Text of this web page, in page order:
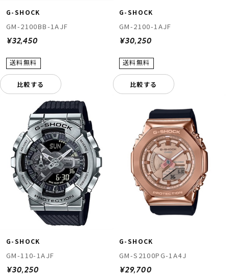
G-SHOCK
GM-2100BB-1AJF
¥32,450
比較する
G-SHOCK
GM-2100-1AJF
¥30,250
比較する
G-SHOCK
GM-110-1AJF
¥30,250
G-SHOCK
GM-S2100PG-1A4J
¥29,700